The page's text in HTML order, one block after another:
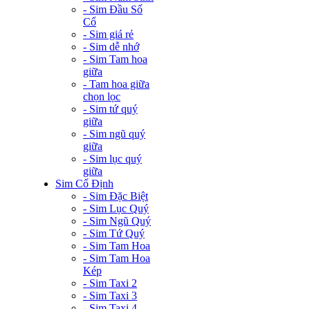
- Sim Đầu Số
Cổ
- Sim giá rẻ
- Sim dễ nhớ
- Sim Tam hoa
giữa
- Tam hoa giữa
chọn lọc
- Sim tứ quý
giữa
- Sim ngũ quý
giữa
- Sim lục quý
giữa
Sim Cố Định
- Sim Đặc Biệt
- Sim Lục Quý
- Sim Ngũ Quý
- Sim Tứ Quý
- Sim Tam Hoa
- Sim Tam Hoa
Kép
- Sim Taxi 2
- Sim Taxi 3